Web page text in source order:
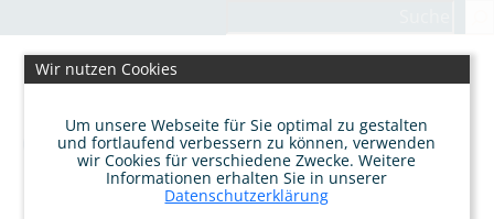
Inhalt
springenWir nutzen Cookies
Um unsere Webseite für Sie optimal zu gestalten
und fortlaufend verbessern zu können, verwenden
wir Cookies für verschiedene Zwecke. Weitere
Informationen erhalten Sie in unserer
Datenschutzerklärung